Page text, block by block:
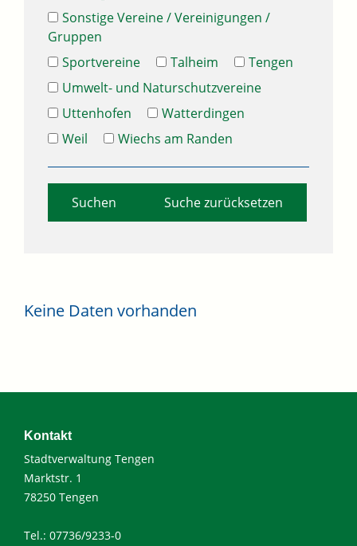
Sonstige Vereine / Vereinigungen /
Gruppen
Sportvereine
Talheim
Tengen
Umwelt- und Naturschutzvereine
Uttenhofen
Watterdingen
Weil
Wiechs am Randen
Suche zurücksetzen
Keine Daten vorhanden
Kontakt
Stadtverwaltung Tengen
Marktstr. 1
78250 Tengen
Tel.: 07736/9233-0